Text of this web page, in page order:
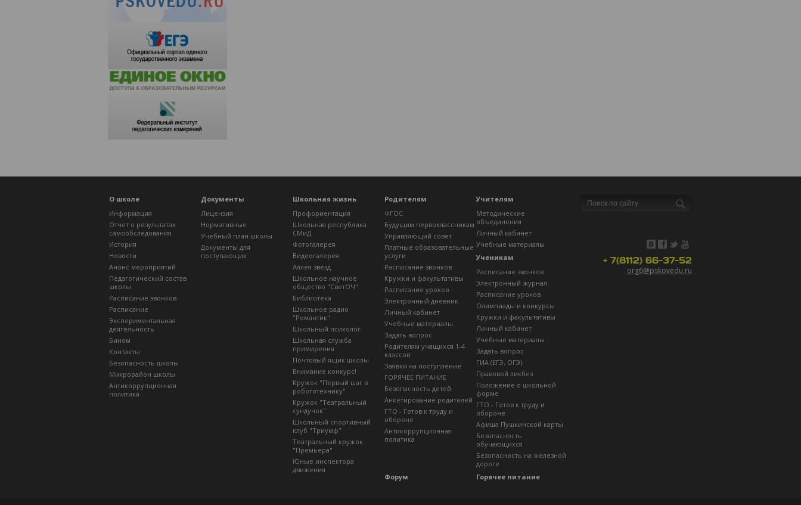
О школе
Информация
Отчет о результатах
самообследования
История
Новости
Анонс мероприятий
Педагогический состав
школы
Расписание звонков
Расписание
Экспериментальная
деятельность
Бином
Контакты
Безопасность школы
Микрорайон школы
Антикоррупционная
политика
Документы
Лицензия
Нормативные
Учебный план школы
Документы для
поступающих
Школьная жизнь
Профориентация
Школьная республика
СМиД
Фотогалерея
Видеогалерея
Аллея звезд
Школьное научное
общество "СветОЧ"
Библиотека
Школьное радио
"Романтик"
Школьный психолог
Школьная служба
примирения
Почтовый ящик школы
Внимание конкурс!
Кружок "Первый шаг в
робототехнику"
Кружок "Театральный
сундучок"
Школьный спортивный
клуб "Триумф"
Театральный кружок
"Премьера"
Юные инспектора
движения
Родителям
ФГОС
Будущим первоклассникам
Управляющий совет
Платные образовательные
услуги
Расписание звонков
Кружки и факультативы
Расписание уроков
Электронный дневник
Личный кабинет
Учебные материалы
Задать вопрос
Родителям учащихся 1-4
классов
Заявки на поступление
ГОРЯЧЕЕ ПИТАНИЕ
Безопасность детей
Анкетирование родителей
ГТО - Готов к труду и
обороне
Антикоррупционная
политика
Учителям
Методические
объединения
Личный кабинет
Учебные материалы
Ученикам
Расписание звонков
Электронный журнал
Расписание уроков
Олимпиады и конкурсы
Кружки и факультативы
Личный кабинет
Учебные материалы
Задать вопрос
ГИА (ЕГЭ, ОГЭ)
Правовой ликбез
Положение о школьной
форме
ГТО - Готов к труду и
обороне
Афиша Пушкинской карты
Безопасность
обучающихся
Безопасность на железной
дороге
Форум
Горячее питание
+ 7(8112) 66-37-52
org6@pskovedu.ru